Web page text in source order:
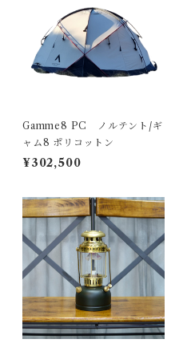
Gamme8 PC ノルテント/ギ
ャム8 ポリコットン
¥302,500